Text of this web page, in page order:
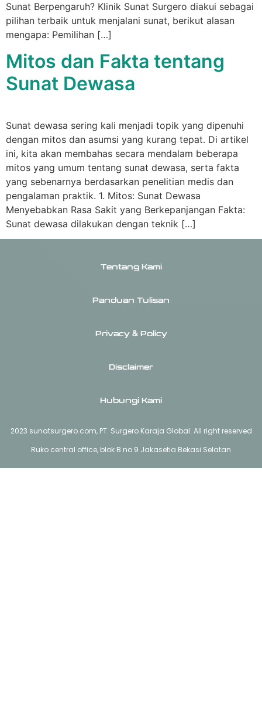
Sunat Berpengaruh? Klinik Sunat Surgero diakui sebagai
pilihan terbaik untuk menjalani sunat, berikut alasan
mengapa: Pemilihan […]
Mitos dan Fakta tentang
Sunat Dewasa
Sunat dewasa sering kali menjadi topik yang dipenuhi
dengan mitos dan asumsi yang kurang tepat. Di artikel
ini, kita akan membahas secara mendalam beberapa
mitos yang umum tentang sunat dewasa, serta fakta
yang sebenarnya berdasarkan penelitian medis dan
pengalaman praktik. 1. Mitos: Sunat Dewasa
Menyebabkan Rasa Sakit yang Berkepanjangan Fakta:
Sunat dewasa dilakukan dengan teknik […]
Tentang Kami
Panduan Tulisan
Privacy & Policy
Disclaimer
Hubungi Kami
2023 sunatsurgero.com, PT. Surgero Karaja Global. All right reserved
Ruko central office, blok B no 9 Jakasetia Bekasi Selatan